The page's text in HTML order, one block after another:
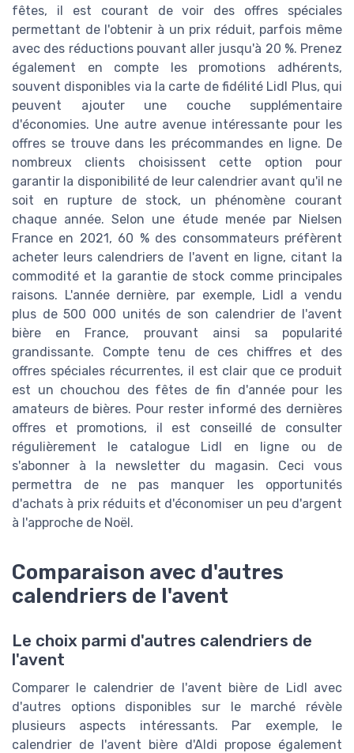
fêtes, il est courant de voir des offres spéciales
permettant de l'obtenir à un prix réduit, parfois même
avec des réductions pouvant aller jusqu'à 20 %. Prenez
également en compte les promotions adhérents,
souvent disponibles via la carte de fidélité Lidl Plus, qui
peuvent ajouter une couche supplémentaire
d'économies. Une autre avenue intéressante pour les
offres se trouve dans les précommandes en ligne. De
nombreux clients choisissent cette option pour
garantir la disponibilité de leur calendrier avant qu'il ne
soit en rupture de stock, un phénomène courant
chaque année. Selon une étude menée par Nielsen
France en 2021, 60 % des consommateurs préfèrent
acheter leurs calendriers de l'avent en ligne, citant la
commodité et la garantie de stock comme principales
raisons. L'année dernière, par exemple, Lidl a vendu
plus de 500 000 unités de son calendrier de l'avent
bière en France, prouvant ainsi sa popularité
grandissante. Compte tenu de ces chiffres et des
offres spéciales récurrentes, il est clair que ce produit
est un chouchou des fêtes de fin d'année pour les
amateurs de bières. Pour rester informé des dernières
offres et promotions, il est conseillé de consulter
régulièrement le catalogue Lidl en ligne ou de
s'abonner à la newsletter du magasin. Ceci vous
permettra de ne pas manquer les opportunités
d'achats à prix réduits et d'économiser un peu d'argent
à l'approche de Noël.
Comparaison avec d'autres
calendriers de l'avent
Le choix parmi d'autres calendriers de
l'avent
Comparer le calendrier de l'avent bière de Lidl avec
d'autres options disponibles sur le marché révèle
plusieurs aspects intéressants. Par exemple, le
calendrier de l'avent bière d'Aldi propose également